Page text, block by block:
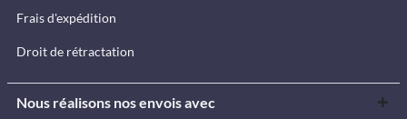
Frais d'expédition
Droit de rétractation
Nous réalisons nos envois avec